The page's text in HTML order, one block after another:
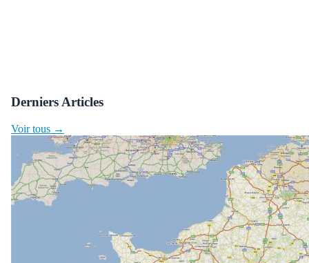
Derniers Articles
Voir tous →